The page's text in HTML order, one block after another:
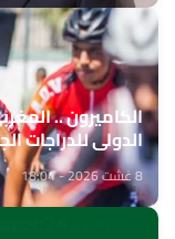
الكاميرون ..
الدولي للدراجات
8 غشت 2026 - 18:04